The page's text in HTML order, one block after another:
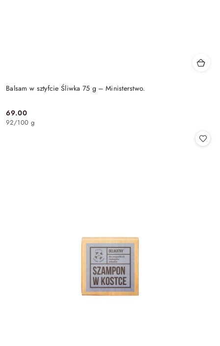
Balsam w sztyfcie Śliwka 75 g – Ministerstwo.
Cena:
69.00
92/100 g